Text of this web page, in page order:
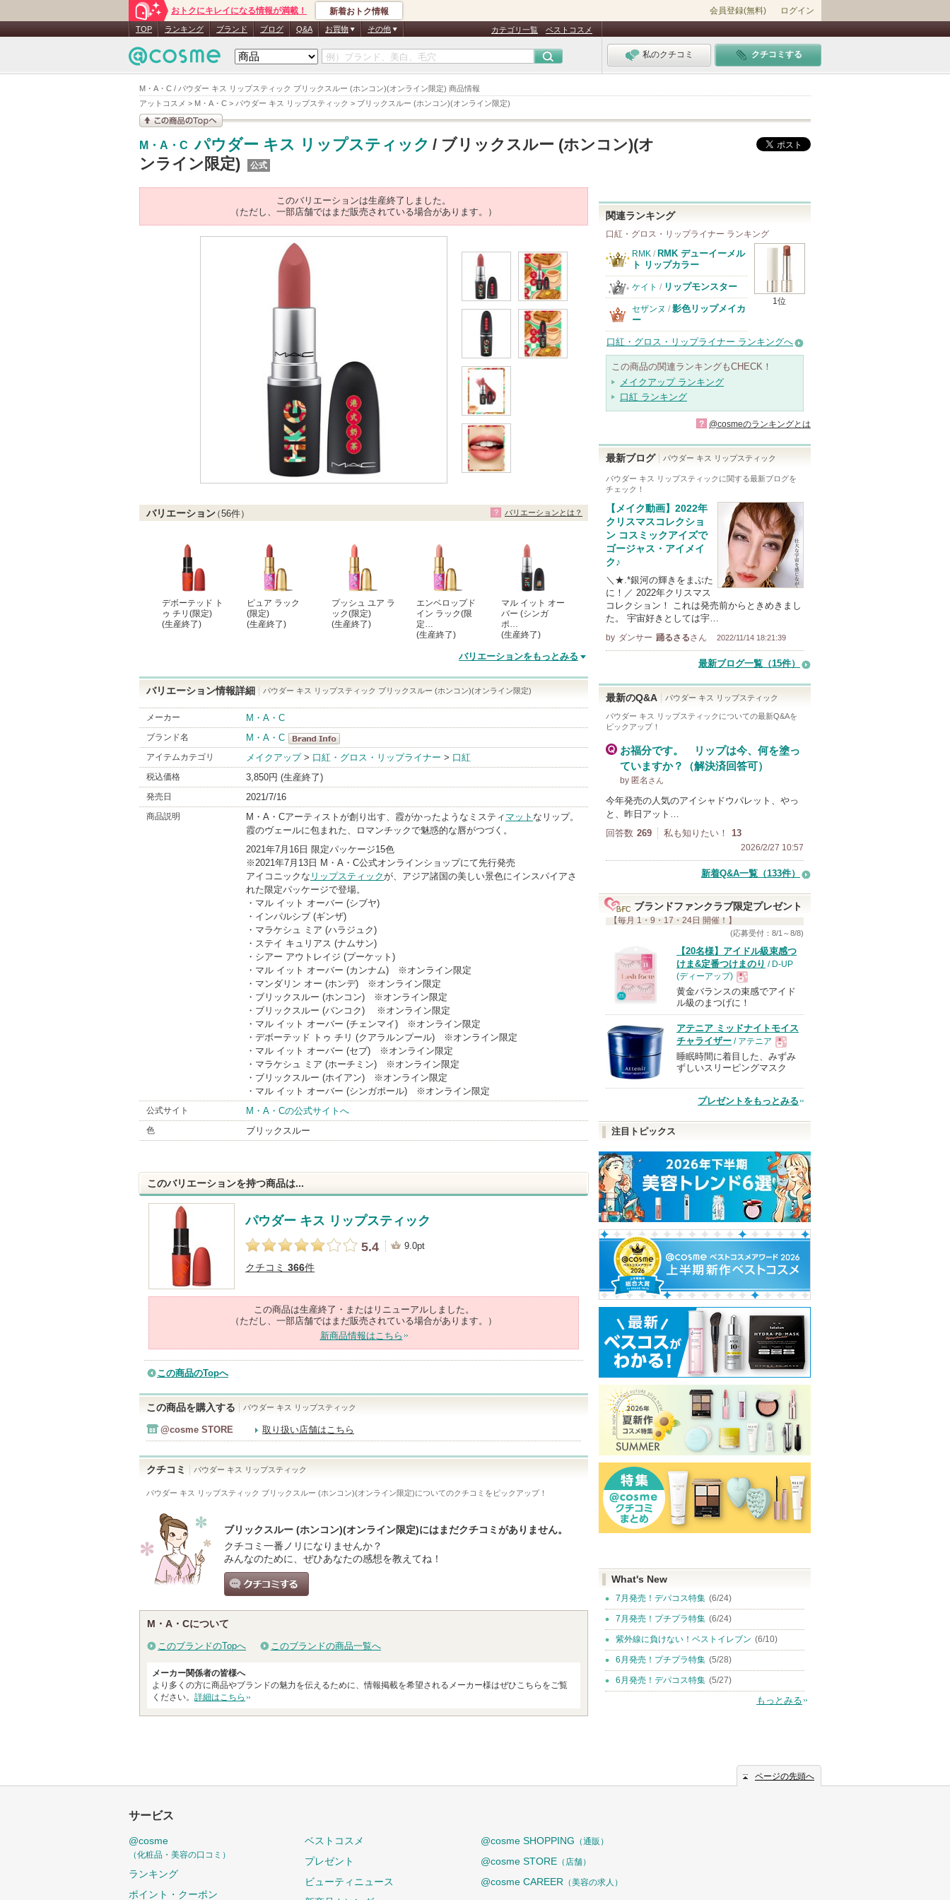
M・A・C / パウダー キス リップスティック ブリックスルー (ホンコン)(オンライン限定) 商品情報
アットコスメ > M・A・C > パウダー キス リップスティック > ブリックスルー (ホンコン)(オンライン限定)
おトクにキレイになる情報が満載！ 新着おトク情報 会員登録(無料) ログイン
TOP ランキング ブランド ブログ Q&A お買物 その他 カテゴリ一覧 ベストコスメ
私のクチコミ クチコミする
この商品の情報を見
M・A・C パウダー キス リップスティック / ブリックスルー (ホンコン)(オ
ンライン限定)
公式
このバリエーションは生産終了しました。
（ただし、一部店舗ではまだ販売されている場合があります。）
バリエーション（56件）
デボーテッド ト
ゥ チリ(限定)
(生産終了)
ピュア ラック
(限定)
(生産終了)
プッシュ ユア ラ
ック(限定)
(生産終了)
エンベロップド
イン ラック(限
定…
(生産終了)
マル イット オー
バー (シンガ
ポ…
(生産終了)
バリエーションをもっとみる
バリエーションとは？
バリエーション情報詳細 パウダー キス リップスティック ブリックスルー (ホンコン)(オンライン限定)
メーカー M・A・C
ブランド名
M・A・C
M・A・C
BrandInfo
アイテムカテゴリ メイクアップ> 口紅・グロス・リップライナー > 口紅
税込価格 3,850円 (生産終了)
発売日 2021/7/16
商品説明 M・A・Cアーティストが創り出す、霞がかったようなミスティ マット なリップ。
霞のヴェールに包まれた、ロマンチックで魅惑的な唇がつづく。
2021年7月16日 限定パッケージ15色
※2021年7月13日 M・A・C公式オンラインショップにて先行発売
アイコニックな リップスティックが、アジア諸国の美しい景色にインスパイアさ
れた限定パッケージで登場。
・マル イット オーバー (シブヤ)
・インパルシブ (ギンザ)
・マラケシュ ミア (ハラジュク)
・ステイ キュリアス (ナムサン)
・シアー アウトレイジ (プーケット)
・マル イット オーバー (カンナム) ※オンライン限定
・マンダリン オー (ホンデ) ※オンライン限定
・ブリックスルー (ホンコン) ※オンライン限定
・ブリックスルー (バンコク) ※オンライン限定
・マル イット オーバー (チェンマイ) ※オンライン限定
・デボーテッド トゥ チリ (クアラルンプール) ※オンライン限定
・マル イット オーバー (セブ) ※オンライン限定
・マラケシュ ミア (ホーチミン) ※オンライン限定
・ブリックスルー (ホイアン) ※オンライン限定
・マル イット オーバー (シンガポール) ※オンライン限定
公式サイト M・A・Cの公式サイトへ
色 ブリックスルー
このバリエーションを持つ商品は...
パウダー キス リップスティック
5.4
9.0pt
クチコミ 366件
この商品は生産終了・またはリニューアルしました。
（ただし、一部店舗ではまだ販売されている場合があります。）
新商品情報はこちら
この商品のTopへ
この商品を購入する パウダー キス リップスティック
@cosme STORE 取り扱い店舗はこちら
クチコミ パウダー キス リップスティック
パウダー キス リップスティック ブリックスルー (ホンコン)(オンライン限定)についてのクチコミをピックアップ！
ブリックスルー (ホンコン)(オンライン限定)にはまだクチコミがありません。
クチコミ一番ノリになりませんか？
みんなのために、ぜひあなたの感想を教えてね！
M・A・Cについて
このブランドのTopへ このブランドの商品一覧へ
メーカー関係者の皆様へ
より多くの方に商品やブランドの魅力を伝えるために、情報掲載を希望されるメーカー様はぜひこちらをご覧
ください。 詳細はこちら
関連ランキング
口紅・グロス・リップライナー ランキング
1位
RMK / RMK デューイーメル
ト リップカラー
ケイト / リップモンスター
セザンヌ / 影色リップメイカ
ー
口紅・グロス・リップライナー ランキングへ
この商品の関連ランキングもCHECK！
メイクアップ ランキング
口紅 ランキング
? @cosmeのランキングとは
最新ブログ パウダー キス リップスティック
パウダー キス リップスティック に関する最新ブログを
チェック！
【メイク動画】2022年
クリスマスコレクショ
ン コスミックアイズで
ゴージャス・アイメイ
ク♪
＼★.*銀河の輝きをまぶた
に！／ 2022年クリスマス
コレクション！ これは発売前からときめきまし
た。 宇宙好きとしては宇…
by ダンサー 踊るさるさん 2022/11/14 18:21:39
最新ブログ一覧（15件）
最新のQ&A パウダー キス リップスティック
パウダー キス リップスティック についての最新Q&Aを
ピックアップ！
お福分です。 リップは今、何を塗っ
ていますか？（解決済回答可）
by 匿名 さん
今年発売の人気のアイシャドウパレット、やっ
と、昨日アット…
回答数 269 私も知りたい！ 13
2026/2/27 10:57
新着Q&A一覧（133件）
ブランドファンクラブ限定プレゼント
【毎月 1・9・17・24日 開催！】
(応募受付：8/1～8/8)
【20名様】アイドル級束感つ
けま&定番つけまのり / D-UP
(ディーアップ)
現
品
黄金バランスの束感でアイド
ル級のまつげに！
アテニア ミッドナイトモイス
チャライザー / アテニア
現
品
睡眠時間に着目した、みずみ
ずしいスリーピングマスク
プレゼントをもっとみる
注目トピックス
What's New
7月発売！デパコス特集 (6/24)
7月発売！プチプラ特集 (6/24)
紫外線に負けない！ベストイレブン (6/10)
6月発売！プチプラ特集 (5/28)
6月発売！デパコス特集 (5/27)
もっとみる
ページの先頭へ
サービス
@cosme
（化粧品・美容の口コミ）
ランキング
ポイント・クーポン
ベストコスメ
プレゼント
ビューティニュース
@cosme SHOPPING （通販）
@cosme STORE （店舗）
@cosme CAREER （美容の求人）